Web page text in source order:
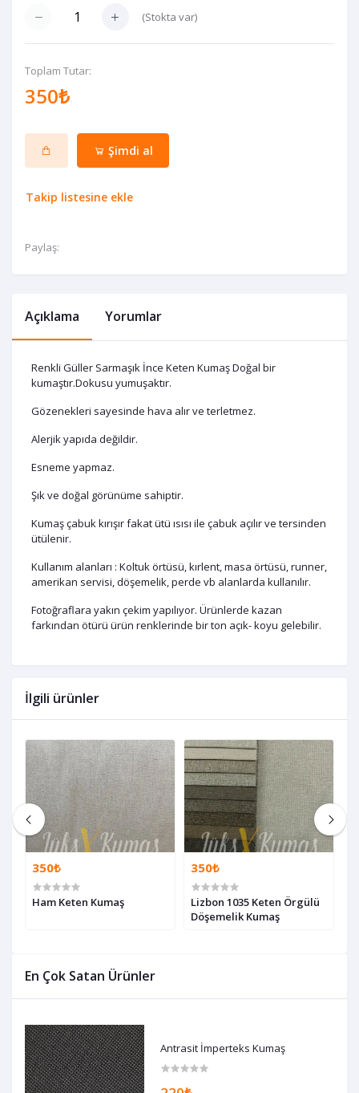
(Stokta var)
Toplam Tutar:
350₺
Şimdi al
Takip listesine ekle
Paylaş:
En Çok Satan Ürünler
Antrasit İmperteks Kumaş
Açıklama Yorumlar
Renkli Güller Sarmaşık İnce Keten Kumaş Doğal bir
kumaştır.Dokusu yumuşaktır.
Gözenekleri sayesinde hava alır ve terletmez.
Alerjik yapıda değildir.
Esneme yapmaz.
Şık ve doğal görünüme sahiptir.
Kumaş çabuk kırışır fakat ütü ısısı ile çabuk açılır ve tersinden
ütülenir.
Kullanım alanları : Koltuk örtüsü, kırlent, masa örtüsü, runner,
amerikan servisi, döşemelik, perde vb alanlarda kullanılır.
Fotoğraflara yakın çekim yapılıyor. Ürünlerde kazan
farkından ötürü ürün renklerinde bir ton açık- koyu gelebilir.
İlgili ürünler
350₺
Ham Keten Kumaş
350₺
Lizbon 1035 Keten Örgülü
Döşemelik Kumaş